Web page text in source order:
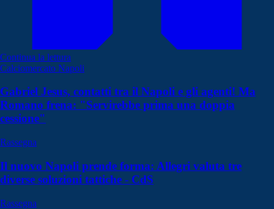
Continua la lettura
Calciomercato Napoli
Gabriel Jesus, contatti tra il Napoli e gli agenti! Ma
Romano frena: "Servirebbe prima una doppia
cessione"
Rassegna
Il nuovo Napoli prende forma: Allegri valuta tre
diverse soluzioni tattiche - CdS
Rassegna